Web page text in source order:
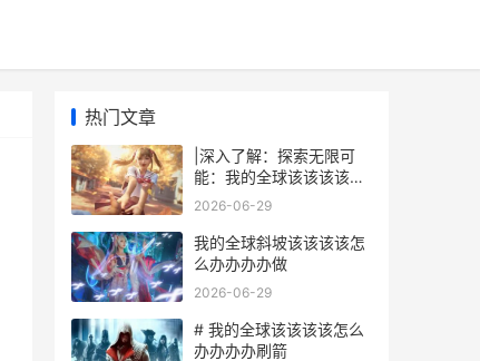
热门文章
|深入了解：探索无限可
能：我的全球该该该该怎
么办办办办玩儿|
2026-06-29
我的全球斜坡该该该该怎
么办办办办做
2026-06-29
# 我的全球该该该该怎么
办办办办刷箭